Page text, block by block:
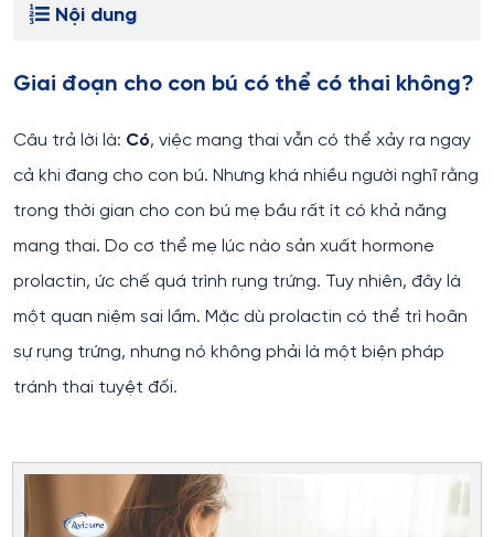
Nội dung
Giai đoạn cho con bú có thể có thai không?
Câu trả lời là: Có, việc mang thai vẫn có thể xảy ra ngay
cả khi đang cho con bú. Nhưng khá nhiều người nghĩ rằng
trong thời gian cho con bú mẹ bầu rất ít có khả năng
mang thai. Do cơ thể mẹ lúc nào sản xuất hormone
prolactin, ức chế quá trình rụng trứng. Tuy nhiên, đây là
một quan niệm sai lầm. Mặc dù prolactin có thể trì hoãn
sự rụng trứng, nhưng nó không phải là một biện pháp
tránh thai tuyệt đối.